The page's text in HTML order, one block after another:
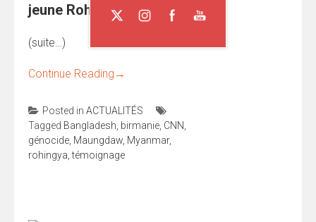
jeune Rohingya
(suite…)
Continue Reading →
Posted in ACTUALITÉS
Tagged Bangladesh birmanie CNN
génocide Maungdaw Myanmar,
rohingya ,témoignage